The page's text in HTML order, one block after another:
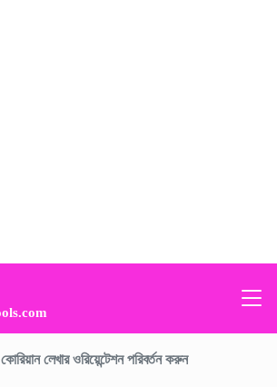
কোরিয়ান লেখার ওরিয়েন্টেশন পরিবর্তন করুন